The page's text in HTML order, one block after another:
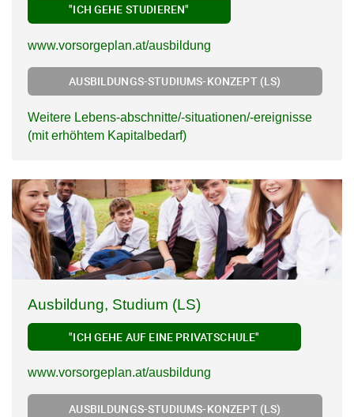
"ICH GEHE STUDIEREN"
www.vorsorgeplan.at/ausbildung
AUSBILDUNGS-STUDIUMS-KONZEPT (LS)
Weitere Lebens-abschnitte/-situationen/-ereignisse
(mit erhöhtem Kapitalbedarf)
Ausbildung, Studium (LS)
"ICH GEHE AUF EINE PRIVATSCHULE"
www.vorsorgeplan.at/ausbildung
AUSBILDUNGS-STUDIUMS-KONZEPT (LS)